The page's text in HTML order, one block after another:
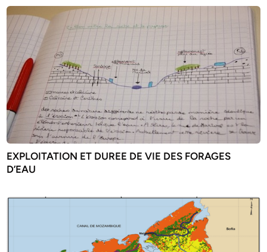
EXPLOITATION ET DUREE DE VIE DES FORAGES
D’EAU